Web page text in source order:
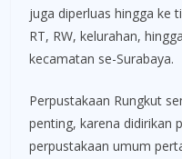
juga diperluas hingga ke
RT, RW, kelurahan,
kecamatan se-Surabaya.
Perpustakaan Rungkut
penting, karena didirikan
perpustakaan umum